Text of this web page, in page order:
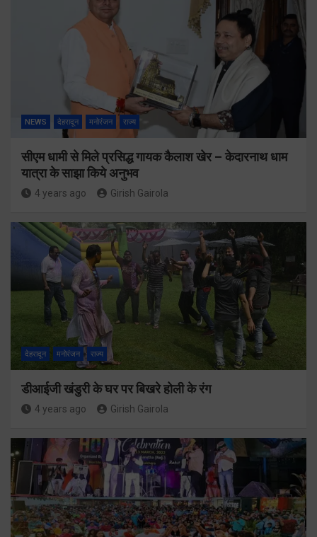
NEWS देहरादून मनोरंजन राज्य
सीएम धामी से मिले प्रसिद्ध गायक कैलाश खेर – केदारनाथ धाम
यात्रा के साझा किये अनुभव
4 years ago Girish Gairola
देहरादून मनोरंजन राज्य
डीआईजी खंडुरी के घर पर बिखरे होली के रंग
4 years ago Girish Gairola